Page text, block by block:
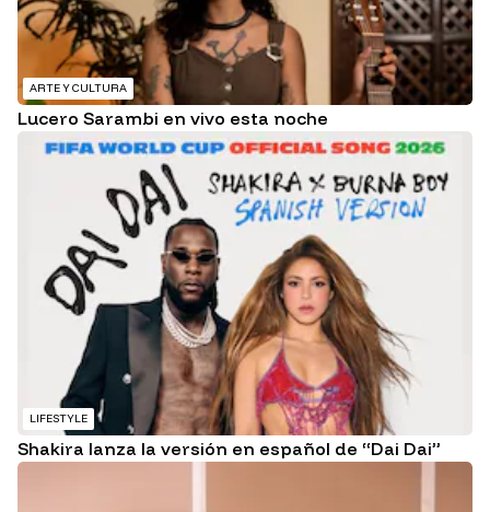
ARTE Y CULTURA
Lucero Sarambi en vivo esta noche
LIFESTYLE
Shakira lanza la versión en español de “Dai Dai”